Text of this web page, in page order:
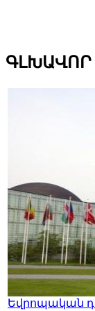
ԳԼԽԱՎՈՐ
Եվրոպական